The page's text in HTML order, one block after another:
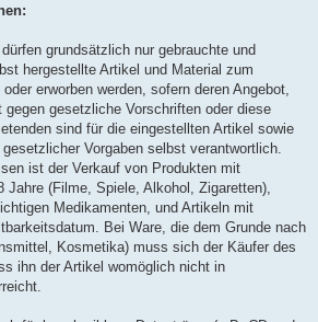
grundsätzlich nur gebrauchte und
hergestellte Artikel und Material zum
erworben werden, sofern deren Angebot,
gegen gesetzliche Vorschriften oder diese
sind für die eingestellten Artikel sowie
Vorgaben selbst verantwortlich.
ist der Verkauf von Produkten mit
Jahre (Filme, Spiele, Alkohol, Zigaretten),
Medikamenten, und Artikeln mit
Bei Ware, die dem Grunde nach
Kosmetika) muss sich der Käufer des
ihn der Artikel womöglich nicht in